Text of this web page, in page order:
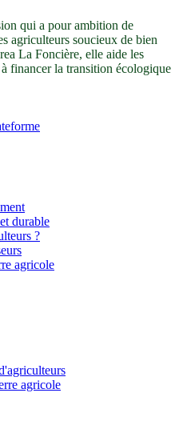
qui a pour ambition de
agriculteurs soucieux de bien
La Foncière, elle aide les
financer la transition écologique
durable
?
agricole
agricole